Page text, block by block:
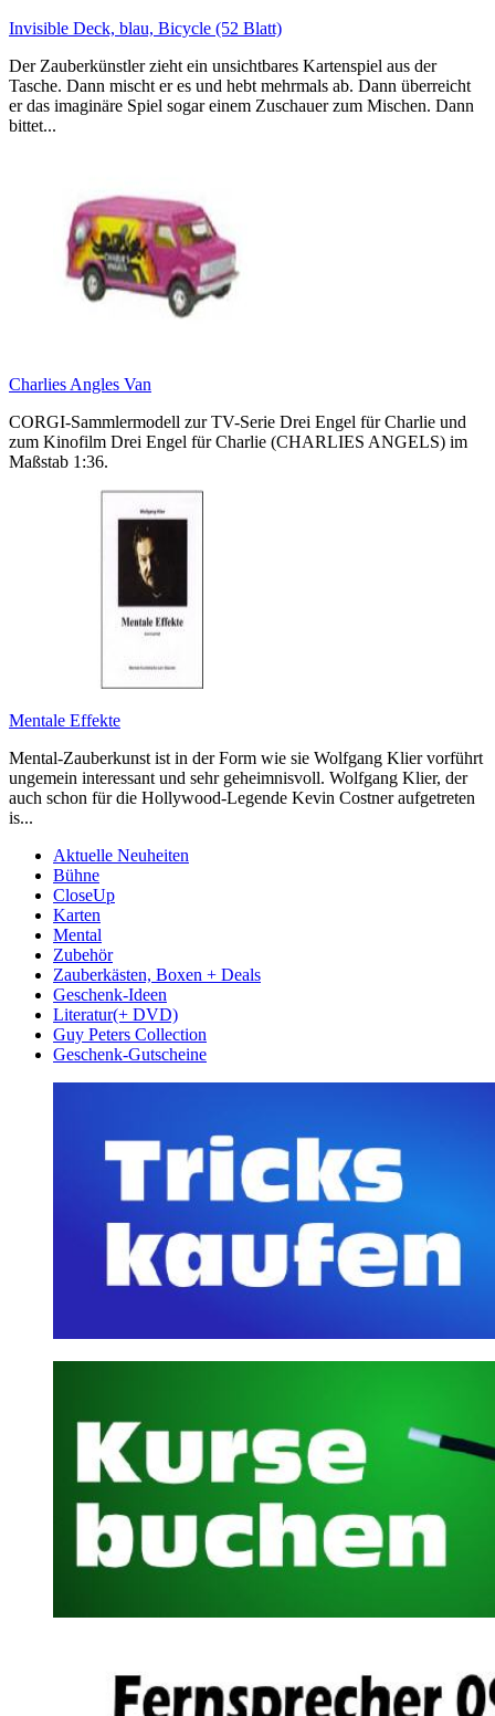
Invisible Deck, blau, Bicycle (52 Blatt)
Der Zauberkünstler zieht ein unsichtbares Kartenspiel aus der
Tasche. Dann mischt er es und hebt mehrmals ab. Dann überreicht
er das imaginäre Spiel sogar einem Zuschauer zum Mischen. Dann
bittet...
Charlies Angles Van
CORGI-Sammlermodell zur TV-Serie Drei Engel für Charlie und
zum Kinofilm Drei Engel für Charlie (CHARLIES ANGELS) im
Maßstab 1:36.
Mentale Effekte
Mental-Zauberkunst ist in der Form wie sie Wolfgang Klier vorführt
ungemein interessant und sehr geheimnisvoll. Wolfgang Klier, der
auch schon für die Hollywood-Legende Kevin Costner aufgetreten
is...
Aktuelle Neuheiten
Bühne
CloseUp
Karten
Mental
Zubehör
Zauberkästen, Boxen + Deals
Geschenk-Ideen
Literatur(+ DVD)
Guy Peters Collection
Geschenk-Gutscheine